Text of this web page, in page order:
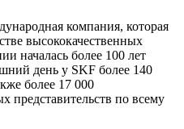
компания, которая
высококачественных
началась более 100 лет
день у SKF более 140
более 17 000
представительств по всему